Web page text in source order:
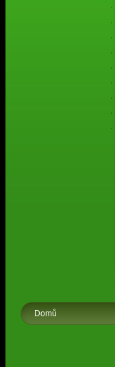
Domů